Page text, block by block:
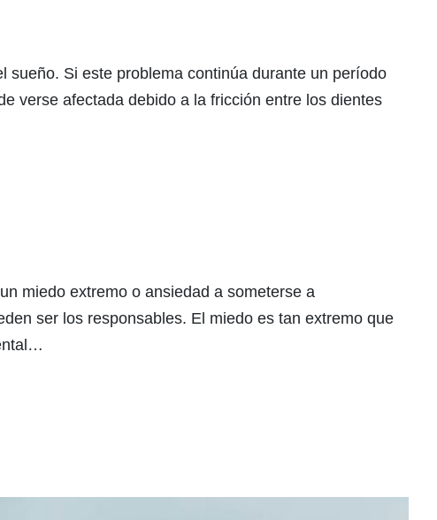
sueño. Si este problema continúa durante un período
verse afectada debido a la fricción entre los dientes
miedo extremo o ansiedad a someterse a
ser los responsables. El miedo es tan extremo que